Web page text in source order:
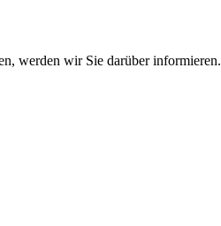
werden wir Sie darüber informieren.